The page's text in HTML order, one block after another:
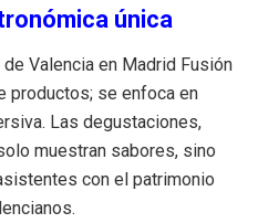
única
Valencia en Madrid Fusión
productos; se enfoca en
Las degustaciones,
muestran sabores, sino
con el patrimonio